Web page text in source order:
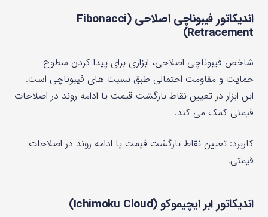
اندیکاتور فیبوناچی اصلاحی (Fibonacci
Retracement)
شاخص فیبوناچی اصلاحی، ابزاری برای پیدا کردن سطوح
حمایت و مقاومت احتمالی طبق نسبت‌ های فیبوناچی است.
این ابزار در تعیین نقاط بازگشت قیمت یا ادامه روند در اصلاحات
قیمتی کمک می کند.
کاربرد: تعیین نقاط بازگشت قیمت یا ادامه روند در اصلاحات
قیمتی.
اندیکاتور ابر ایچیموکو (Ichimoku Cloud)